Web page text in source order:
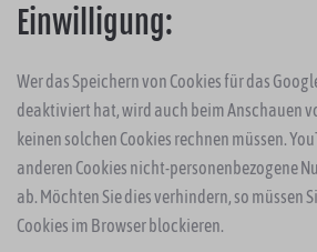
Einwilligung:
Wer das Speichern von Cookies für das
deaktiviert hat, wird auch beim Anschauen
keinen solchen Cookies rechnen müssen.
anderen Cookies nicht-personenbezogene
ab. Möchten Sie dies verhindern, so müssen
Cookies im Browser blockieren.